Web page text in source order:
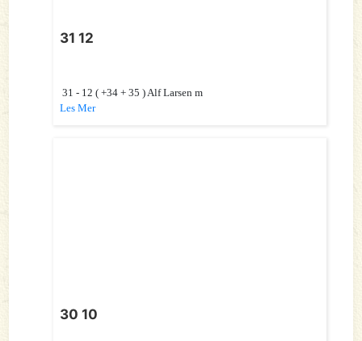
31 12
31 - 12 ( +34 + 35 ) Alf Larsen m
Les Mer
30 10